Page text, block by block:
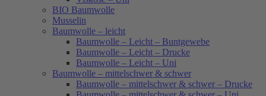
BIO Baumwolle
Musselin
Baumwolle – leicht
Baumwolle – Leicht – Buntgewebe
Baumwolle – Leicht – Drucke
Baumwolle – Leicht – Uni
Baumwolle – mittelschwer & schwer
Baumwolle – mittelschwer & schwer – Drucke